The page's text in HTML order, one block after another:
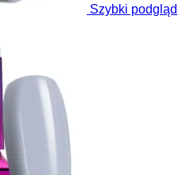
Szybki podgląd